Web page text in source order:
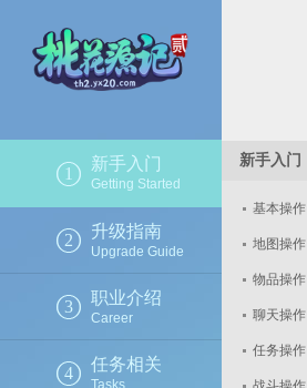
新手入门
Getting Started
1
升级指南
Upgrade Guide
2
职业介绍
Career
3
任务相关
Tasks
4
新手入门
基本操作
地图操作
物品操作
聊天操作
任务操作